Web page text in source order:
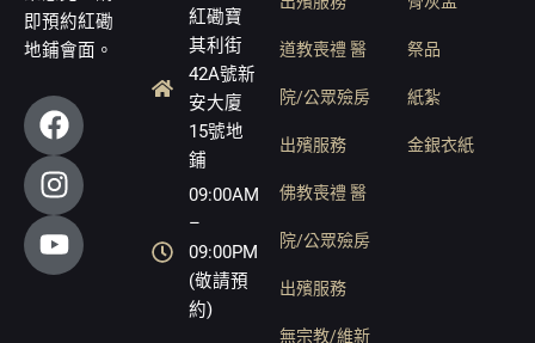
即預約紅磡
地鋪會面。
F
a
c
e
b
o
I
n
s
t
a
g
Y
o
u
t
u
b
紅磡寶
其利街
42A號新
安大廈
15號地
鋪
09:00AM
–
09:00PM
(敬請預
約)
道教喪禮 醫
院/公眾殮房
出殯服務
佛教喪禮 醫
院/公眾殮房
出殯服務
無宗教/維新
祭品
紙紮
金銀衣紙